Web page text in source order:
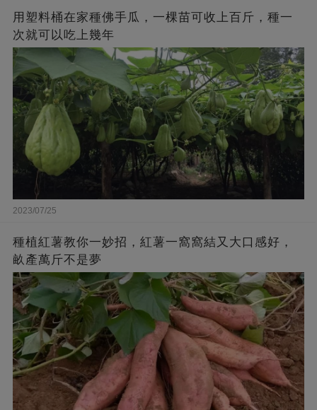
用塑料桶在家種佛手瓜，一棵苗可收上百斤，種一
次就可以吃上幾年
2023/07/25
種植紅薯教你一妙招，紅薯一窩窩結又大口感好，
畝產萬斤不是夢